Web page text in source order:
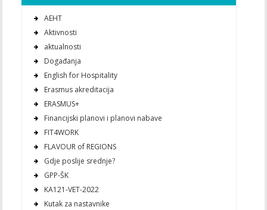
AEHT
Aktivnosti
aktualnosti
Događanja
English for Hospitality
Erasmus akreditacija
ERASMUS+
Financijski planovi i planovi nabave
FIT4WORK
FLAVOUR of REGIONS
Gdje poslije srednje?
GPP-ŠK
KA121-VET-2022
Kutak za nastavnike